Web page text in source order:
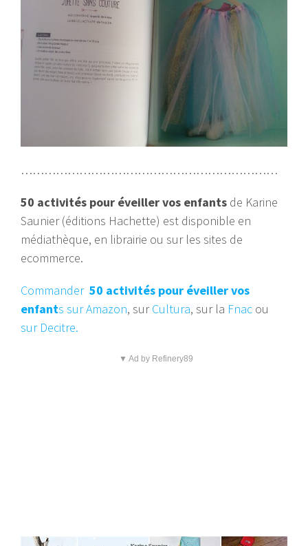
…………………………………………………………
50 activités pour éveiller vos enfants de Karine
Saunier (éditions Hachette) est disponible en
médiathèque, en librairie ou sur les sites de
ecommerce.
Commander 50 activités pour éveiller vos
enfants sur Amazon, surCultura, sur la Fnac ou
sur Decitre.
▼ Ad by Refinery89